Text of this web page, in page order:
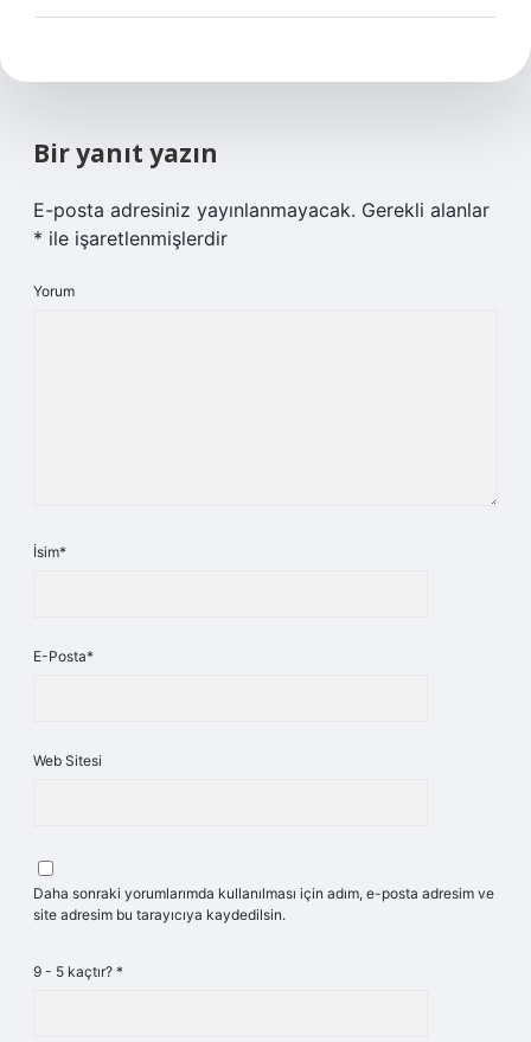
Bir yanıt yazın
E-posta adresiniz yayınlanmayacak. Gerekli alanlar
* ile işaretlenmişlerdir
Yorum
İsim*
E-Posta*
Web Sitesi
Daha sonraki yorumlarımda kullanılması için adım, e-posta adresim ve
site adresim bu tarayıcıya kaydedilsin.
9 - 5 kaçtır? *